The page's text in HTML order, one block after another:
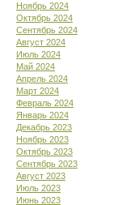
Ноябрь 2024
Октябрь 2024
Сентябрь 2024
Август 2024
Июль 2024
Май 2024
Апрель 2024
Март 2024
Февраль 2024
Январь 2024
Декабрь 2023
Ноябрь 2023
Октябрь 2023
Сентябрь 2023
Август 2023
Июль 2023
Июнь 2023